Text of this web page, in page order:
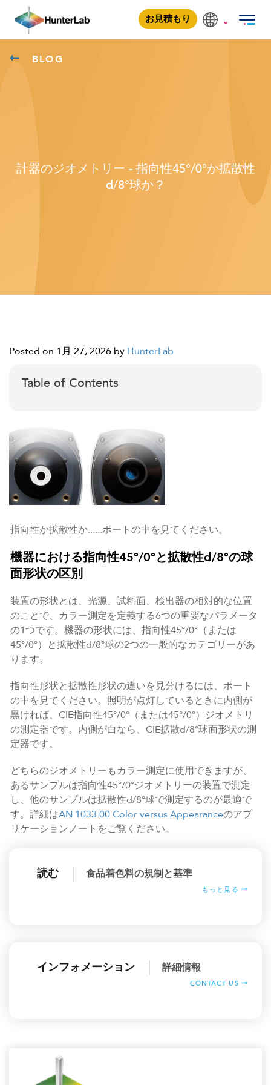
お見積もり
BLOG
計器のジオメトリー - 指向性45°/0°か拡散性
d/8°球か？
Posted on 1月 27, 2026 by HunterLab
Table of Contents
指向性か拡散性か......ポートの中を見てください。
機器における指向性45°/0°と拡散性d/8°の球
面形状の区別
装置の形状とは、光源、試料面、検出器の相対的な位置
のことで、カラー測定を定義する6つの重要なパラメータ
の1つです。機器の形状には、指向性45°/0°（または
45°/0°）と拡散性d/8°球の2つの一般的なカテゴリーがあ
ります。
指向性形状と拡散性形状の違いを見分けるには、ポート
の中を見てください。照明が点灯しているときに内側が
黒ければ、CIE指向性45°/0°（または45°/0°）ジオメトリ
の測定器です。内側が白なら、CIE拡散d/8°球面形状の測
定器です。
どちらのジオメトリーもカラー測定に使用できますが、
あるサンプルは指向性45°/0°ジオメトリーの装置で測定
し、他のサンプルは拡散性d/8°球で測定するのが最適で
す。詳細はAN 1033.00 Color versus Appearanceのアプ
リケーションノートをご覧ください。
読む 食品着色料の規制と基準
もっと見る
インフォメーション 詳細情報
CONTACT US